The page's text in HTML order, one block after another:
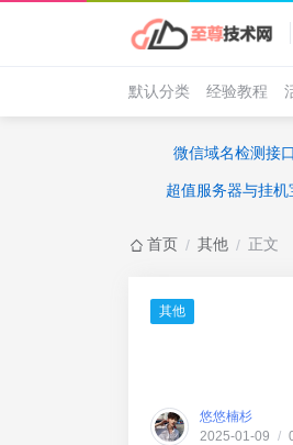
默认分类 经验教程
微信域名检测接口
超值服务器与挂机
首页 / 其他 / 正文
其他
悠悠楠杉
2025-01-09 /